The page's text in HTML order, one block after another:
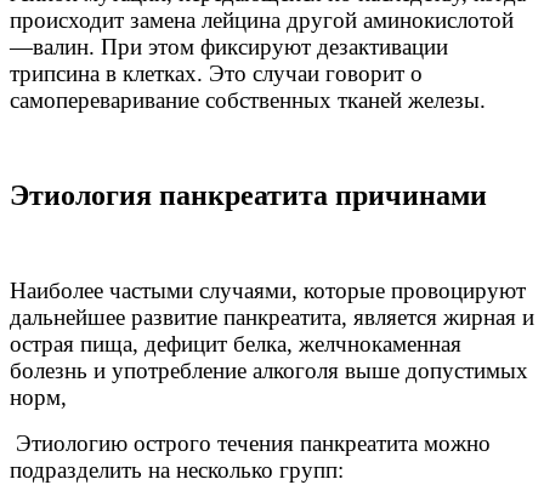
происходит замена лейцина другой аминокислотой
—валин. При этом фиксируют дезактивации
трипсина в клетках. Это случаи говорит о
самопереваривание собственных тканей железы.
Этиология панкреатита причинами
Наиболее частыми случаями, которые провоцируют
дальнейшее развитие панкреатита, является жирная и
острая пища, дефицит белка, желчнокаменная
болезнь и употребление алкоголя выше допустимых
норм,
Этиологию острого течения панкреатита можно
подразделить на несколько групп: